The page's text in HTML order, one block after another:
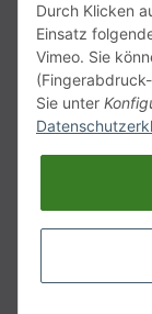
63450 Hanau
Deutschland
Telefon:
E-Mail:
Durch Klicken
Einsatz
Vimeo. Sie
Sie unter